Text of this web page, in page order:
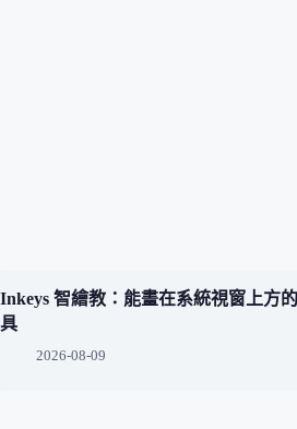
Inkeys 智繪教：能畫在系統視窗上方
具
2026-08-09